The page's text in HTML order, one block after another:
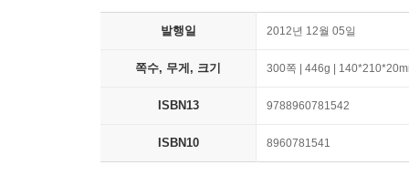
발행일 2012년 12월 05일
쪽수, 무게, 크기 300쪽 | 446g |
ISBN13 9788960781542
ISBN10 8960781541